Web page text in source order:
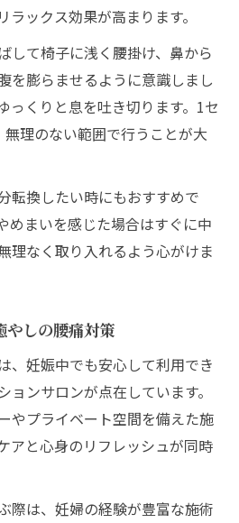
ックス効果が高まります。
して椅子に浅く腰掛け、鼻から
を膨らませるように意識しまし
っくりと息を吐き切ります。1セ
理のない範囲で行うことが大
転換したい時にもおすすめで
めまいを感じた場合はすぐに中
理なく取り入れるよう心がけま
やしの腰痛対策
、妊娠中でも安心して利用でき
ョンサロンが点在しています。
やプライベート空間を備えた施
アと心身のリフレッシュが同時
際は、妊婦の経験が豊富な施術